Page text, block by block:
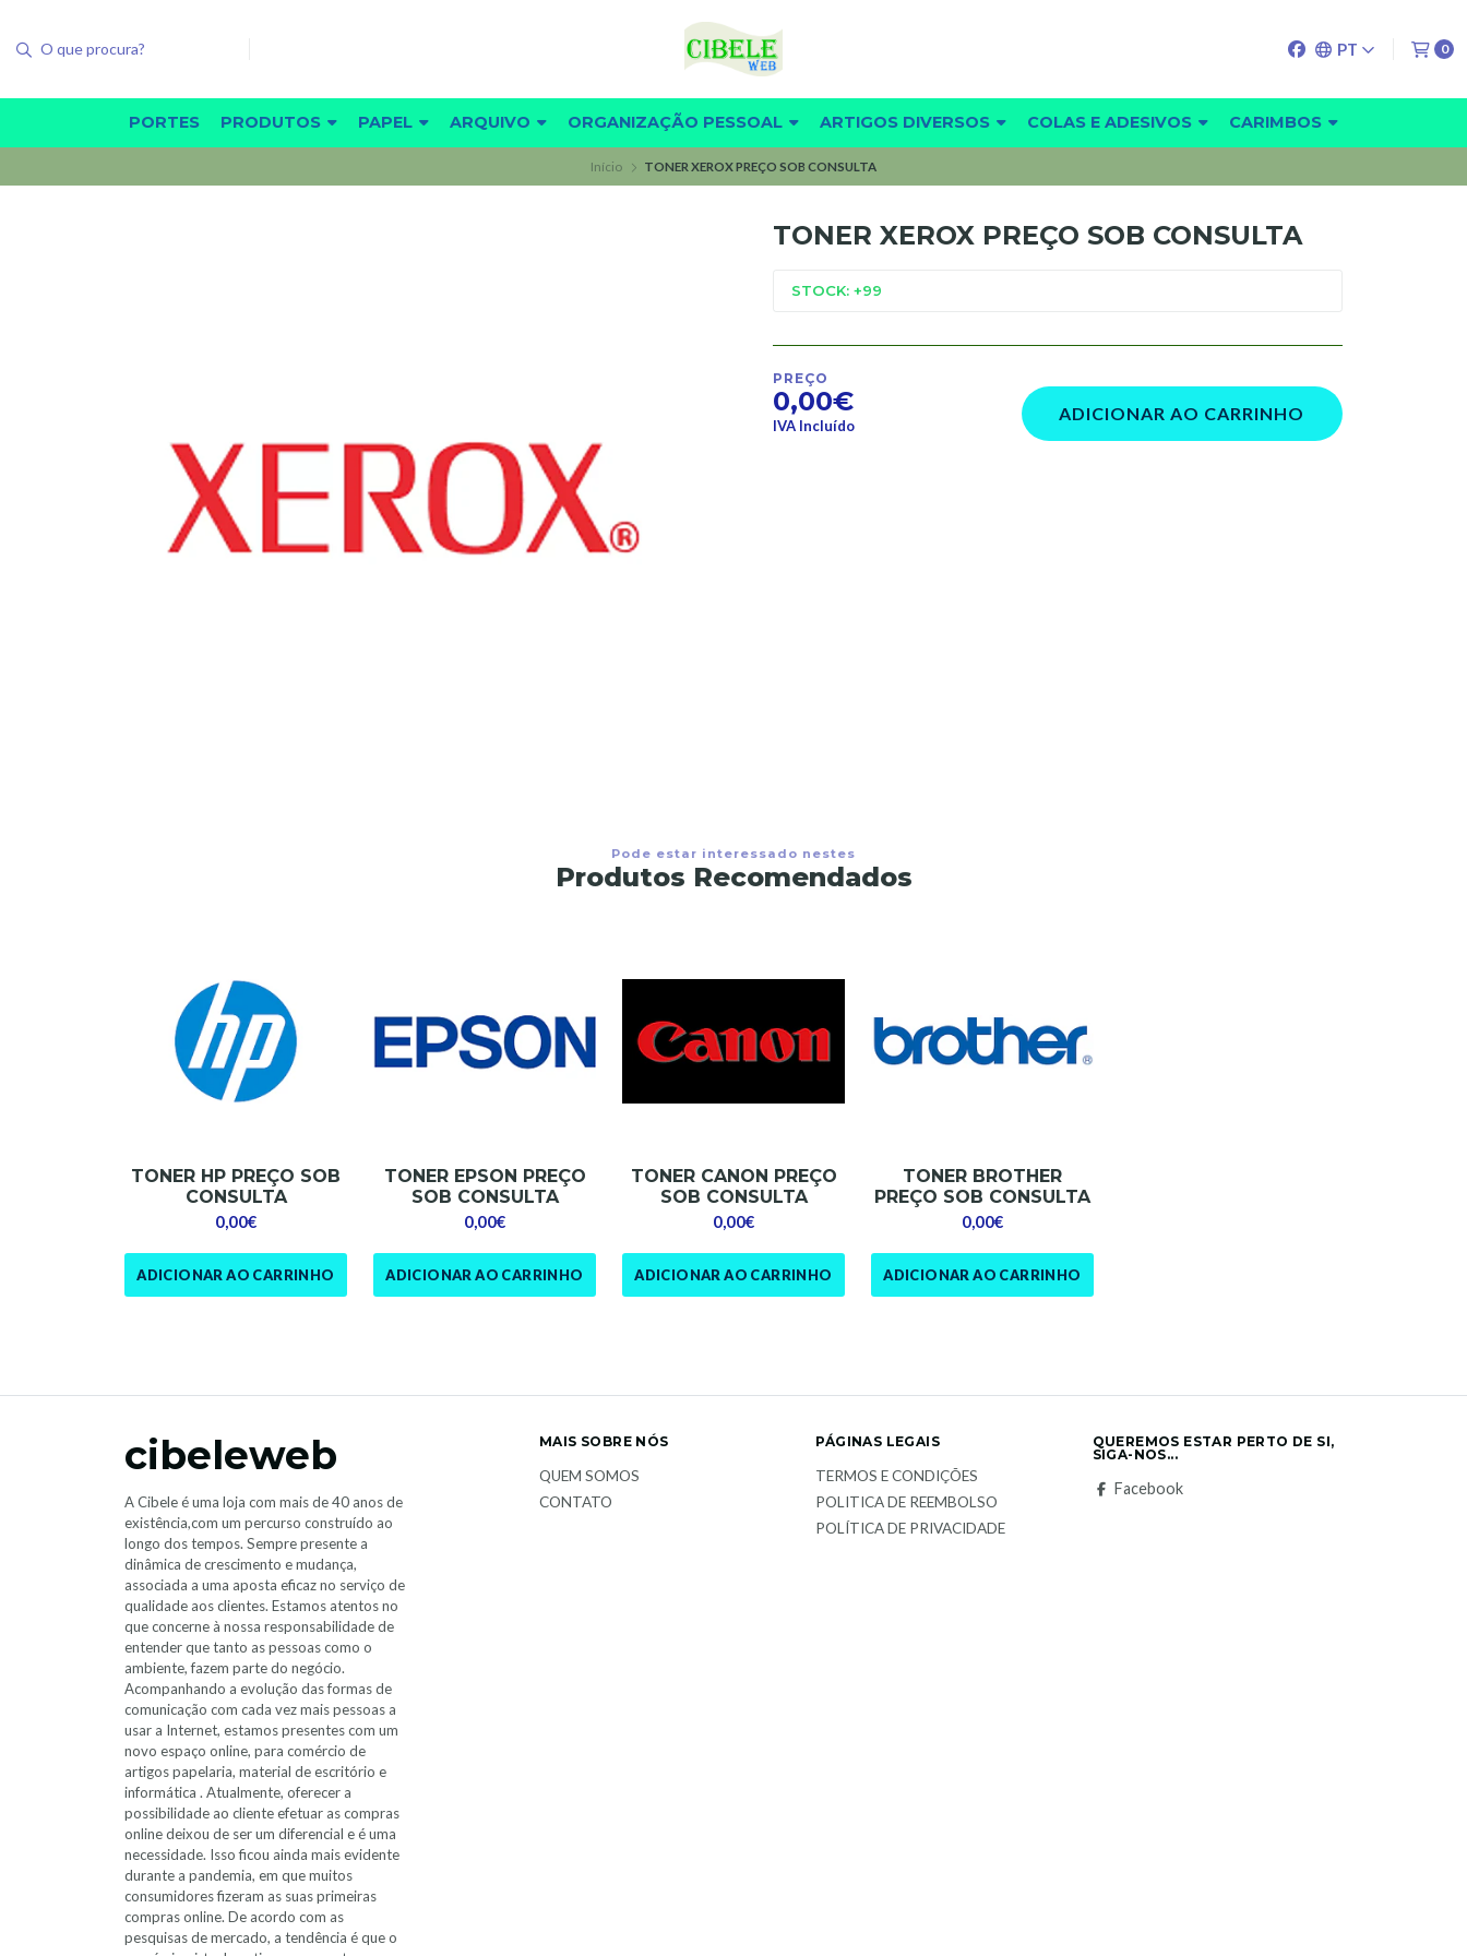
PT 0
PORTES PRODUTOS PAPEL ARQUIVO ORGANIZAÇÃO PESSOAL ARTIGOS DIVERSOS COLAS E ADESIVOS CARIMBOS
Início TONER XEROX PREÇO SOB CONSULTA
TONER XEROX PREÇO SOB CONSULTA
STOCK: +99
PREÇO
0,00€
IVA Incluído
ADICIONAR AO CARRINHO
Pode estar interessado nestes
Produtos Recomendados
TONER HP PREÇO SOB
CONSULTA
0,00€
ADICIONAR AO CARRINHO
TONER EPSON PREÇO
SOB CONSULTA
0,00€
ADICIONAR AO CARRINHO
TONER CANON PREÇO
SOB CONSULTA
0,00€
ADICIONAR AO CARRINHO
TONER BROTHER
PREÇO SOB CONSULTA
0,00€
ADICIONAR AO CARRINHO
cibeleweb
A Cibele é uma loja com mais de 40 anos de
existência,com um percurso construído ao
longo dos tempos. Sempre presente a
dinâmica de crescimento e mudança,
associada a uma aposta eficaz no serviço de
qualidade aos clientes. Estamos atentos no
que concerne à nossa responsabilidade de
entender que tanto as pessoas como o
ambiente, fazem parte do negócio.
Acompanhando a evolução das formas de
comunicação com cada vez mais pessoas a
usar a Internet, estamos presentes com um
novo espaço online, para comércio de
artigos papelaria, material de escritório e
informática . Atualmente, oferecer a
possibilidade ao cliente efetuar as compras
online deixou de ser um diferencial e é uma
necessidade. Isso ficou ainda mais evidente
durante a pandemia, em que muitos
consumidores fizeram as suas primeiras
compras online. De acordo com as
pesquisas de mercado, a tendência é que o
MAIS SOBRE NÓS
QUEM SOMOS
CONTATO
PÁGINAS LEGAIS
TERMOS E CONDIÇÕES
POLITICA DE REEMBOLSO
POLÍTICA DE PRIVACIDADE
QUEREMOS ESTAR PERTO DE SI,
SIGA-NOS...
Facebook